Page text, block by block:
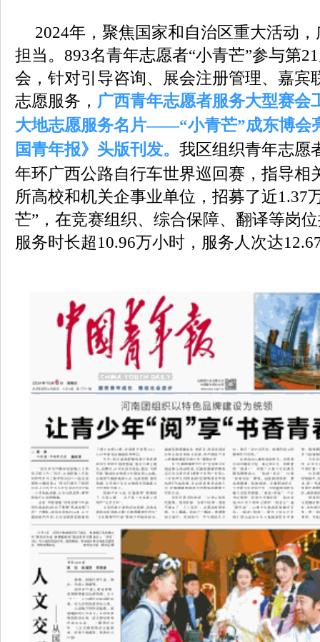
2024年，聚焦国家和自治区重大活动
担当。893名青年志愿者“小青芒”参与第
会，针对引导咨询、展会注册管理、嘉宾
志愿服务， 广西青年志愿者服务大型赛会
大地志愿服务名片——“小青芒”成东博会
国青年报》头版刊发。 我区组织青年志愿
年环广西公路自行车世界巡回赛，指导相
所高校和机关企事业单位，招募了近1.37
芒”，在竞赛组织、综合保障、翻译等岗
服务时长超10.96万小时，服务人次达